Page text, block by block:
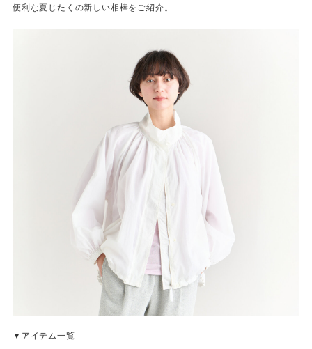
便利な夏じたくの新しい相棒をご紹介。
▼アイテム一覧